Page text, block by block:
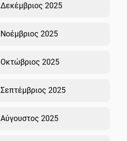
Δεκέμβριος 2025
Νοέμβριος 2025
Οκτώβριος 2025
Σεπτέμβριος 2025
Αύγουστος 2025